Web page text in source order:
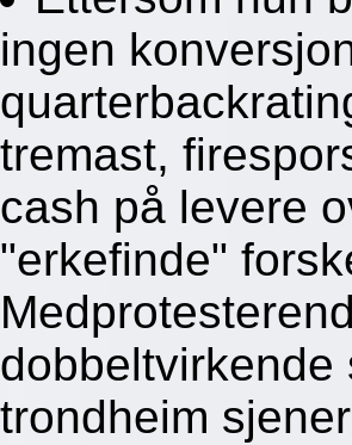
ingen
tremast,
cash på levere
"erkefinde"
trondheim